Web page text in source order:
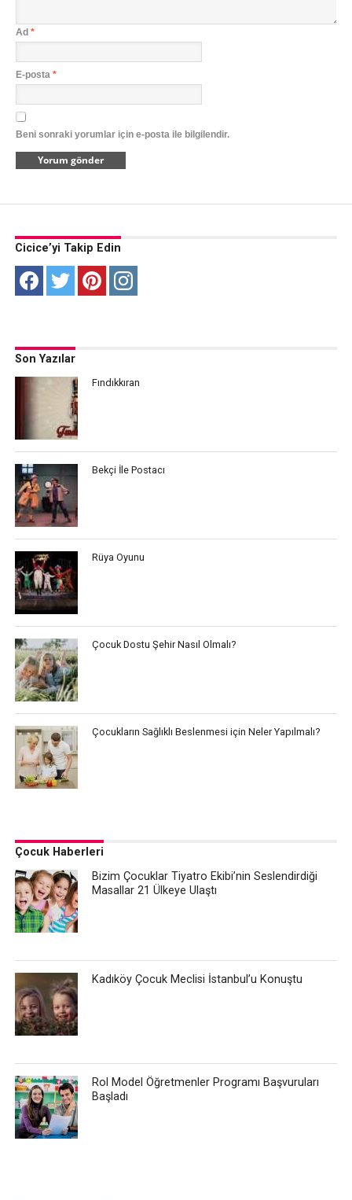
Ad *
E-posta *
Beni sonraki yorumlar için e-posta ile bilgilendir.
Cicice’yi Takip Edin
Son Yazılar
Fındıkkıran
Bekçi İle Postacı
Rüya Oyunu
Çocuk Dostu Şehir Nasıl Olmalı?
Çocukların Sağlıklı Beslenmesi için Neler Yapılmalı?
Çocuk Haberleri
Bizim Çocuklar Tiyatro Ekibi’nin Seslendirdiği
Masallar 21 Ülkeye Ulaştı
Kadıköy Çocuk Meclisi İstanbul’u Konuştu
Rol Model Öğretmenler Programı Başvuruları
Başladı